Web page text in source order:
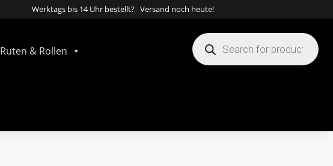
Werktags bis 14 Uhr bestellt? Versand noch heute!
Ruten & Rollen
Products
search